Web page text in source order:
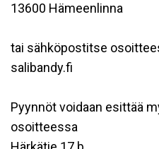
13600 Hämeenlinna
tai sähköpostitse
salibandy.fi
Pyynnöt voidaan esittää
osoitteessa